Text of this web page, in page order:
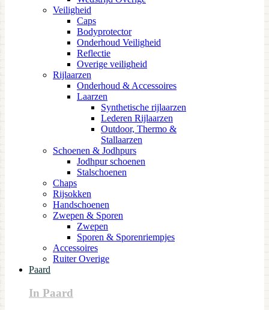
Veiligheid
Caps
Bodyprotector
Onderhoud Veiligheid
Reflectie
Overige veiligheid
Rijlaarzen
Onderhoud & Accessoires
Laarzen
Synthetische rijlaarzen
Lederen Rijlaarzen
Outdoor, Thermo &
Stallaarzen
Schoenen & Jodhpurs
Jodhpur schoenen
Stalschoenen
Chaps
Rijsokken
Handschoenen
Zwepen & Sporen
Zwepen
Sporen & Sporenriempjes
Accessoires
Ruiter Overige
Paard
In Paard